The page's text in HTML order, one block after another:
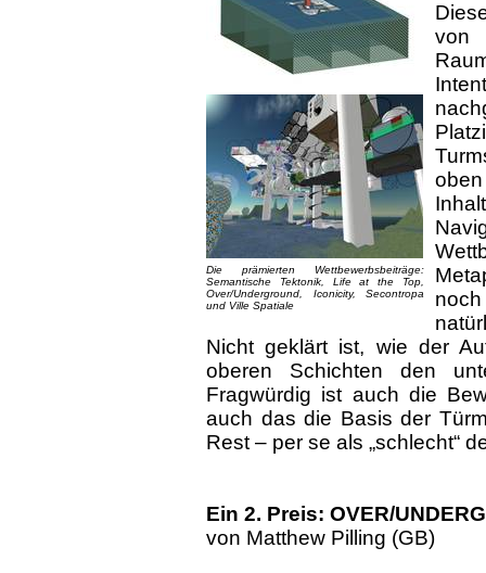
Die prämierten Wettbewerbsbeiträge:
Semantische Tektonik, Life at the Top,
Over/Underground, Iconicity, Secontropa
und Ville Spatiale
von
Nicht geklärt ist, wie der
oberen Schichten den
Fragwürdig ist auch die
auch das die Basis der
Rest – per se als „schlecht“
Ein 2. Preis: OVER/
von Matthew Pilling (GB)